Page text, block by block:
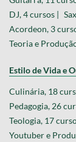
DJ, 4 cursos |
Acordeon, 3
Teoria e
Estilo de Vida e
Culinária, 18
Pedagogia, 26
Teologia, 17
Youtuber e